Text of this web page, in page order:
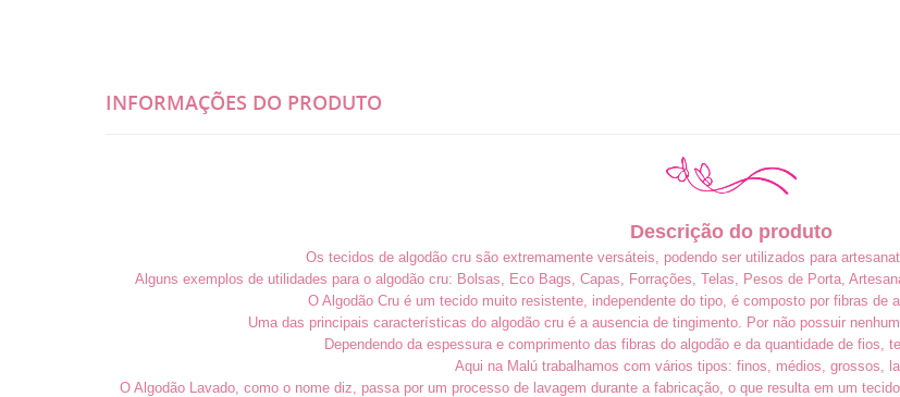
INFORMAÇÕES DO PRODUTO
Descrição do produto
Os tecidos de algodão cru são extremamente versáteis, podendo ser utilizados para
Alguns exemplos de utilidades para o algodão cru: Bolsas, Eco Bags, Capas, Forrações, Telas, Pesos de Porta,
O Algodão Cru é um tecido muito resistente, independente do tipo, é composto por fibras de
Uma das principais características do algodão cru é a ausencia de tingimento. Por não possuir
Dependendo da espessura e comprimento das fibras do algodão e da quantidade de fios,
Aqui na Malú trabalhamos com vários tipos: finos, médios, grossos,
O Algodão Lavado, como o nome diz, passa por um processo de lavagem durante a fabricação, o que resulta em um